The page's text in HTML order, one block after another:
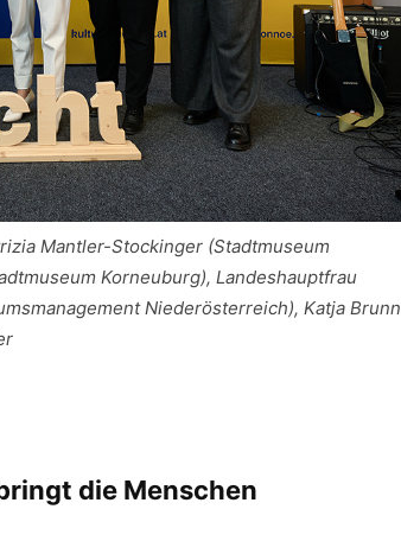
Mantler-Stockinger (Stadtmuseum
Korneuburg), Landeshauptfrau
Niederösterreich), Katja Brunn
die Menschen